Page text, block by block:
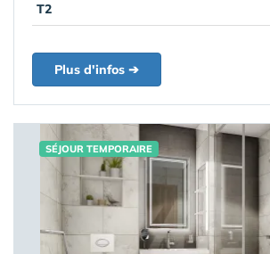
T2
Plus d'infos ➔
SÉJOUR TEMPORAIRE